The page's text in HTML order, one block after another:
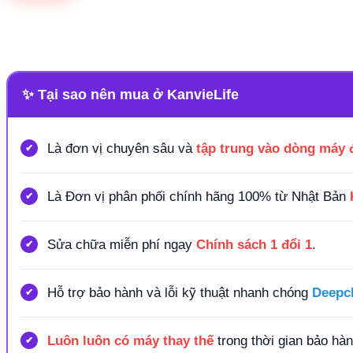
✨ Tại sao nên mua ở KanvieLife
Là đơn vị chuyên sâu và tập trung vào dòng máy
Là Đơn vị phân phối chính hãng 100% từ Nhật Bản
Sửa chữa miễn phí ngay Chính sách 1 đổi 1.
Hỗ trợ bảo hành và lỗi kỹ thuật nhanh chóng
Luôn luôn có máy thay thếtrong thời gian bảo